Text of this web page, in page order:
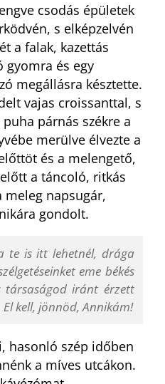
csodás épületek
s elképzelvén
a falak, kazettás
gyomra és egy
megállásra késztette.
vajas croissanttal, s
párnás székre a
merülve élvezte a
és a melengető,
a táncoló, ritkás
napsugár,
gondolt.
te is itt lehetnél, drága
eme békés
társaságod iránt érzett
kell, jönnöd, Annikám!
hasonló szép időben
a míves utcákon.